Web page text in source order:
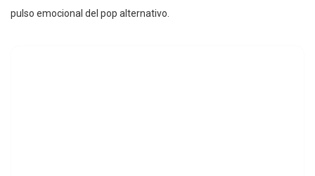
pulso emocional del pop alternativo.